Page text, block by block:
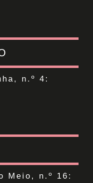
n.º 4:
Meio, n.º 16: